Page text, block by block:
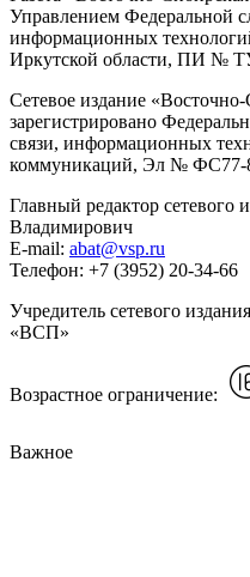
Управлением Федеральной
информационных
Иркутской области, ПИ №
Сетевое издание
зарегистрировано
связи, информационных
коммуникаций, Эл № ФС77-
Главный редактор сетевого
Владимирович
E-mail: abat@vsp.ru
Телефон: +7 (3952) 20-34-66
Учредитель сетевого
«ВСП»
Возрастное ограничение:
Важное